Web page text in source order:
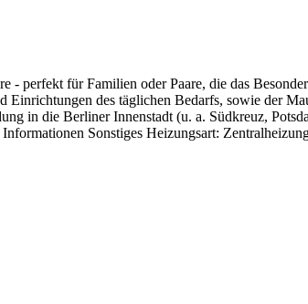
perfekt für Familien oder Paare, die das
des täglichen Bedarfs, sowie der
in die Berliner Innenstadt (u. a. Südkreuz,
Sonstiges Heizungsart: